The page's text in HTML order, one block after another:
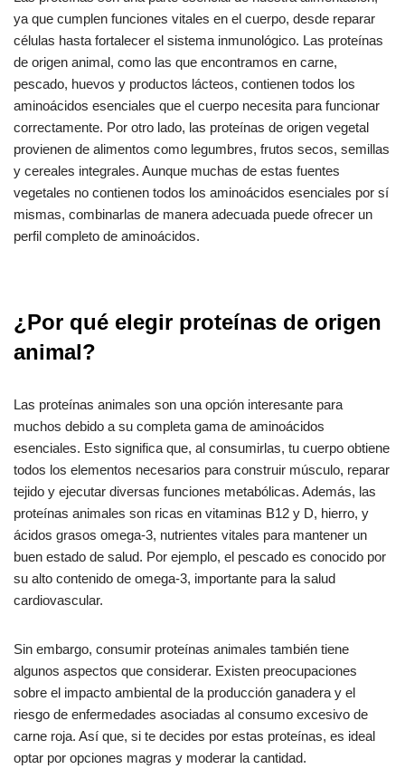
ya que cumplen funciones vitales en el cuerpo, desde reparar
células hasta fortalecer el sistema inmunológico. Las proteínas
de origen animal, como las que encontramos en carne,
pescado, huevos y productos lácteos, contienen todos los
aminoácidos esenciales que el cuerpo necesita para funcionar
correctamente. Por otro lado, las proteínas de origen vegetal
provienen de alimentos como legumbres, frutos secos, semillas
y cereales integrales. Aunque muchas de estas fuentes
vegetales no contienen todos los aminoácidos esenciales por sí
mismas, combinarlas de manera adecuada puede ofrecer un
perfil completo de aminoácidos.
¿Por qué elegir proteínas de origen
animal?
Las proteínas animales son una opción interesante para
muchos debido a su completa gama de aminoácidos
esenciales. Esto significa que, al consumirlas, tu cuerpo obtiene
todos los elementos necesarios para construir músculo, reparar
tejido y ejecutar diversas funciones metabólicas. Además, las
proteínas animales son ricas en vitaminas B12 y D, hierro, y
ácidos grasos omega-3, nutrientes vitales para mantener un
buen estado de salud. Por ejemplo, el pescado es conocido por
su alto contenido de omega-3, importante para la salud
cardiovascular.
Sin embargo, consumir proteínas animales también tiene
algunos aspectos que considerar. Existen preocupaciones
sobre el impacto ambiental de la producción ganadera y el
riesgo de enfermedades asociadas al consumo excesivo de
carne roja. Así que, si te decides por estas proteínas, es ideal
optar por opciones magras y moderar la cantidad.